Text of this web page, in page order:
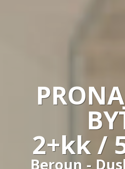
2+kk /
Beroun -